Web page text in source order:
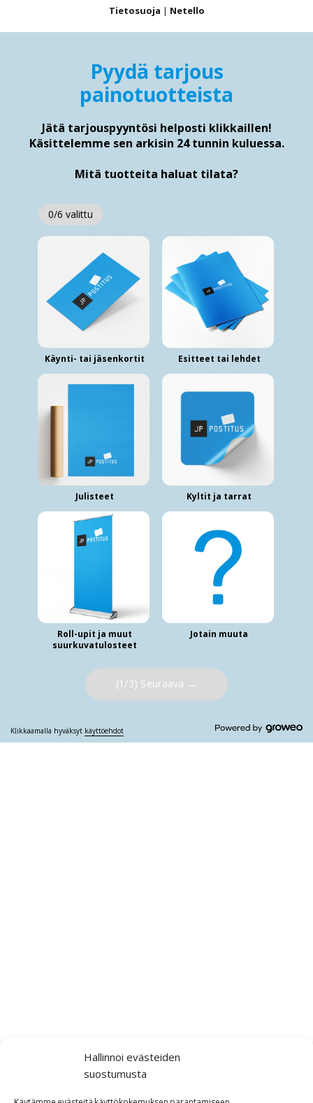
Hallinnoi evästeiden
suostumusta
Tietosuoja | Netello